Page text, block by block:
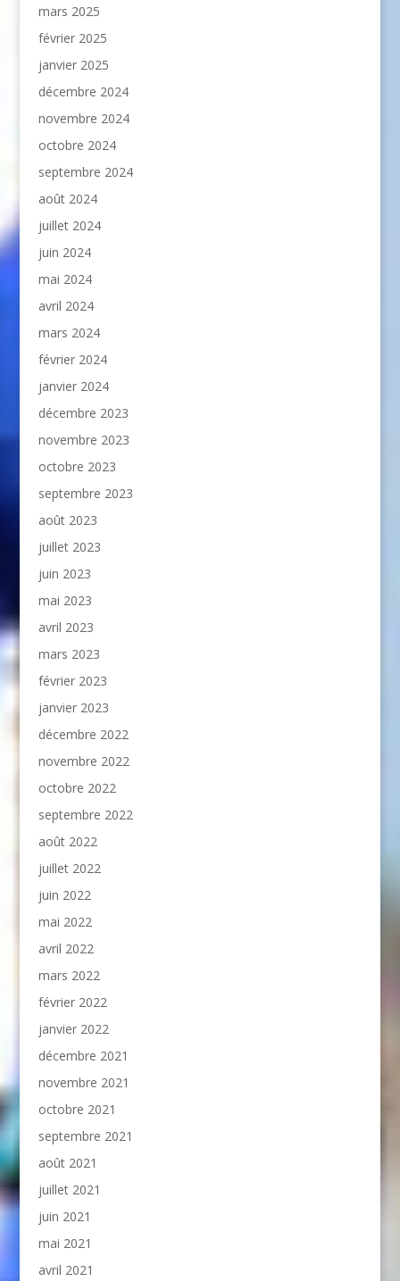
mars 2025
février 2025
janvier 2025
décembre 2024
novembre 2024
octobre 2024
septembre 2024
août 2024
juillet 2024
juin 2024
mai 2024
avril 2024
mars 2024
février 2024
janvier 2024
décembre 2023
novembre 2023
octobre 2023
septembre 2023
août 2023
juillet 2023
juin 2023
mai 2023
avril 2023
mars 2023
février 2023
janvier 2023
décembre 2022
novembre 2022
octobre 2022
septembre 2022
août 2022
juillet 2022
juin 2022
mai 2022
avril 2022
mars 2022
février 2022
janvier 2022
décembre 2021
novembre 2021
octobre 2021
septembre 2021
août 2021
juillet 2021
juin 2021
mai 2021
avril 2021